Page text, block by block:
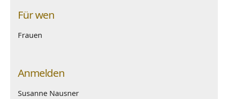
Für wen
Frauen
Anmelden
Susanne Nausner